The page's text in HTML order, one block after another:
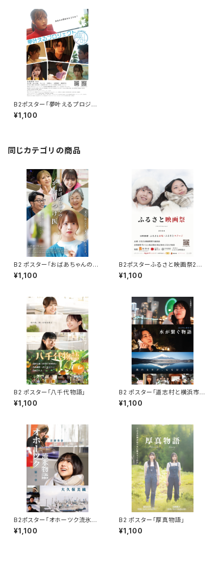
B2ポスター「夢叶えるプロジェ
クト」
¥1,100
同じカテゴリの商品
B2 ポスター「おばあちゃんのか
かりつけ医」
¥1,100
B2ポスターふるさと映画祭202
4
¥1,100
B2 ポスター「八千代物語」
¥1,100
B2 ポスター「道志村と横浜市
水が繋ぐ物語」
¥1,100
B2ポスター「オホーツク流氷物
語第三章」
¥1,100
B2 ポスター「厚真物語」
¥1,100